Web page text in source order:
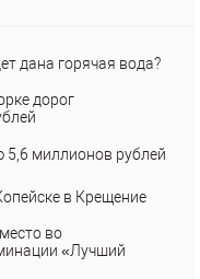
дана горячая вода?
дорог
5,6 миллионов рублей
в Крещение
во
«Лучший